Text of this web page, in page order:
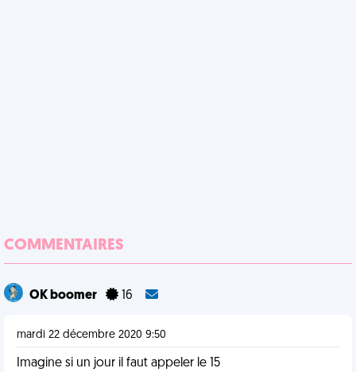
COMMENTAIRES
OK boomer 16
mardi 22 décembre 2020 9:50
Imagine si un jour il faut appeler le 15